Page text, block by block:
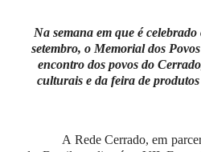
Na semana em que é
setembro, o Memorial dos
encontro dos povos do
culturais e da feira de
A Rede Cerrado, em